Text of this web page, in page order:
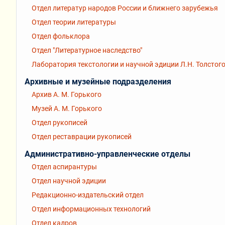
Отдел литератур народов России и ближнего зарубежья
Отдел теории литературы
Отдел фольклора
Отдел "Литературное наследство"
Лаборатория текстологии и научной эдиции Л.Н. Толстого
Архивные и музейные подразделения
Архив А. М. Горького
Музей А. М. Горького
Отдел рукописей
Отдел реставрации рукописей
Административно-управленческие отделы
Отдел аспирантуры
Отдел научной эдиции
Редакционно-издательский отдел
Отдел информационных технологий
Отдел кадров